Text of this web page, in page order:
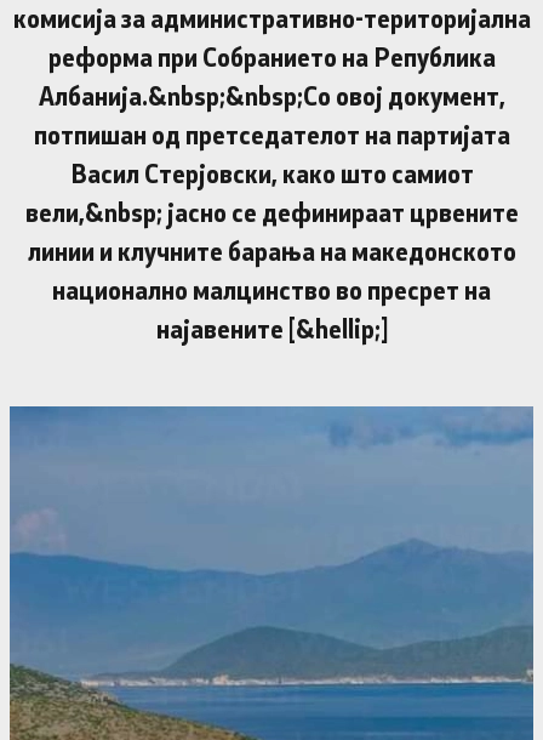
комисија за административно-територијална
реформа при Собранието на Република
Албанија.&nbsp;&nbsp;Со овој документ,
потпишан од претседателот на партијата
Васил Стерјовски, како што самиот
вели,&nbsp; јасно се дефинираат црвените
линии и клучните барања на македонското
национално малцинство во пресрет на
најавените [&hellip;]